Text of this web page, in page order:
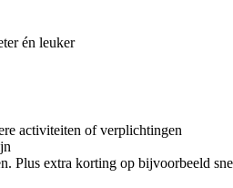
én leuker
activiteiten of verplichtingen
Plus extra korting op bijvoorbeeld